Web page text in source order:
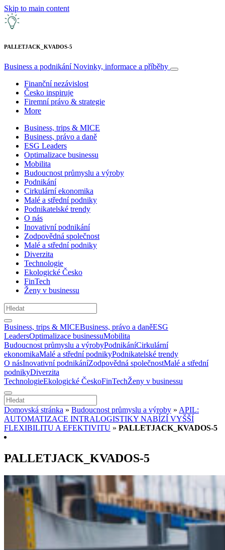
Skip to main content
PALLETJACK_KVADOS-5
Business a podnikáníNovinky, informace a příběhy
Finanční nezávislost
Česko inspiruje
Firemní právo & strategie
More
Business, trips & MICE
Business, právo a daně
ESG Leaders
Optimalizace businessu
Mobilita
Budoucnost průmyslu a výroby
Podnikání
Cirkulární ekonomika
Malé a střední podniky
Podnikatelské trendy
O nás
Inovativní podnikání
Zodpovědná společnost
Malé a střední podniky
Diverzita
Technologie
Ekologické Česko
FinTech
Ženy v businessu
Business, trips & MICEBusiness, právo a daněESG
LeadersOptimalizace businessuMobilita
Budoucnost průmyslu a výrobyPodnikáníCirkulární
ekonomikaMalé a střední podnikyPodnikatelské trendy
O násInovativní podnikáníZodpovědná společnostMalé a střední
podnikyDiverzita
TechnologieEkologické ČeskoFinTechŽeny v businessu
Domovská stránka » Budoucnost průmyslu a výroby » APIL:
AUTOMATIZACE INTRALOGISTIKY NABÍZÍ VYŠŠÍ
FLEXIBILITU A EFEKTIVITU » PALLETJACK_KVADOS-5
PALLETJACK_KVADOS-5